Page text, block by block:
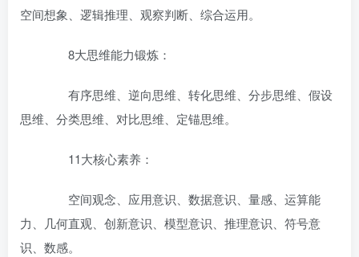
空间想象、逻辑推理、观察判断、综合运用。
8大思维能力锻炼：
有序思维、逆向思维、转化思维、分步思维、假设
思维、分类思维、对比思维、定锚思维。
11大核心素养：
空间观念、应用意识、数据意识、量感、运算能
力、几何直观、创新意识、模型意识、推理意识、符号意
识、数感。